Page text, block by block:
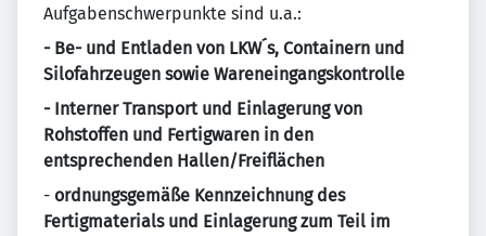
Aufgabenschwerpunkte sind u.a.:
- Be- und Entladen von LKW´s, Containern und
Silofahrzeugen sowie Wareneingangskontrolle
- Interner Transport und Einlagerung von
Rohstoffen und Fertigwaren in den
entsprechenden Hallen/Freiflächen
- ordnungsgemäße Kennzeichnung des
Fertigmaterials und Einlagerung zum Teil im